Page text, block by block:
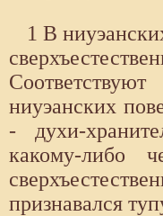
1 В
ниуэанских
- духи-
какому-либо
признавался